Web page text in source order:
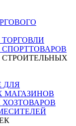
ДЛЯ
МАГАЗИНОВ